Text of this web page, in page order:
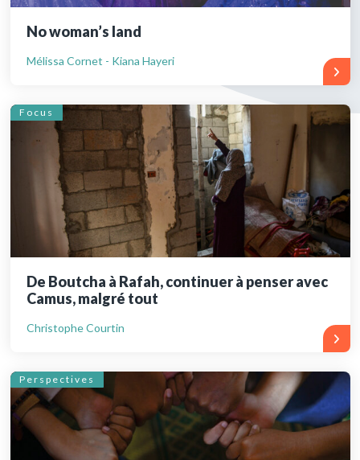
No woman’s land
Mélissa Cornet - Kiana Hayeri
Focus
De Boutcha à Rafah, continuer à penser avec
Camus, malgré tout
Christophe Courtin
Perspectives